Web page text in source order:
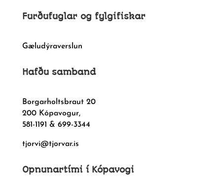
Furðufuglar og fylgifiskar
Gæludýraverslun
Hafðu samband
Borgarholtsbraut 20
200 Kópavogur,
581-1191 & 699-3344
tjorvi@tjorvar.is
Opnunartími í Kópavogi